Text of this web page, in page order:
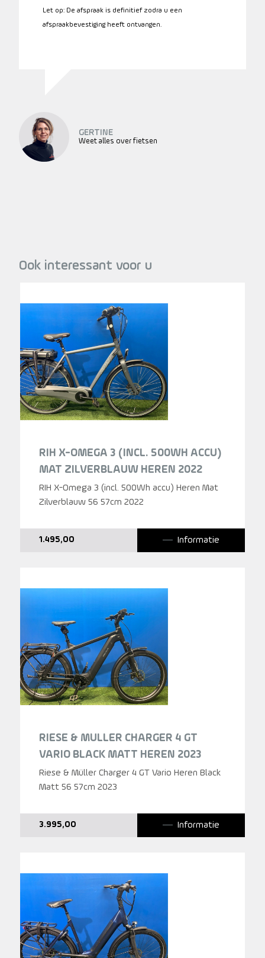
Let op: De afspraak is definitief zodra u een
afspraakbevestiging heeft ontvangen.
GERTINE
Weet alles over fietsen
Ook interessant voor u
RIH X-OMEGA 3 (INCL. 500WH ACCU)
MAT ZILVERBLAUW HEREN 2022
RIH X-Omega 3 (incl. 500Wh accu) Heren Mat
Zilverblauw 56 57cm 2022
1.495,00 Informatie
RIESE & MULLER CHARGER 4 GT
VARIO BLACK MATT HEREN 2023
Riese & Müller Charger 4 GT Vario Heren Black
Matt 56 57cm 2023
3.995,00 Informatie